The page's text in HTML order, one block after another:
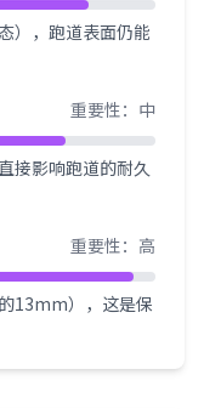
），跑道表面仍能
重要性：中
接影响跑道的耐久
重要性：高
13mm），这是保